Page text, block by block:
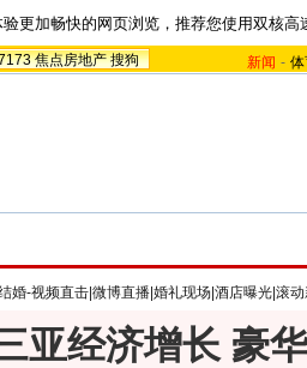
更加畅快的网页浏览，推荐您使用双核高
焦点房地产 搜狗 新闻 -
婚-视频直击|微博直播|婚礼现场|酒店曝光|滚
亚经济增长 豪